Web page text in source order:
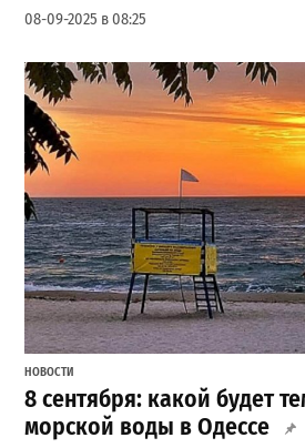
08-09-2025 в 08:25
НОВОСТИ
8 сентября: какой будет
морской воды в Одессе